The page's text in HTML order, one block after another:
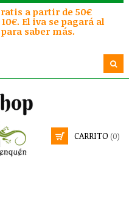
a partir de 50€
El iva se pagará al
para saber más.
CARRITO (0)